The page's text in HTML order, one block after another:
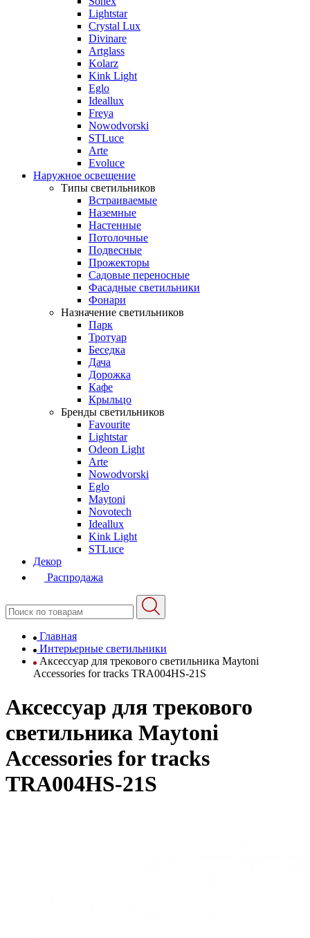
Lightstar
Crystal Lux
Divinare
Artglass
Kolarz
Kink Light
Eglo
Ideallux
Freya
Nowodvorski
STLuce
Arte
Evoluce
Наружное освещение
Типы светильников
Встраиваемые
Наземные
Настенные
Потолочные
Подвесные
Прожекторы
Садовые переносные
Фасадные светильники
Фонари
Назначение светильников
Парк
Тротуар
Беседка
Дача
Дорожка
Кафе
Крыльцо
Бренды светильников
Favourite
Lightstar
Odeon Light
Arte
Nowodvorski
Eglo
Maytoni
Novotech
Ideallux
Kink Light
STLuce
Декор
Распродажа
Главная
Интерьерные светильники
Аксессуар для трекового светильника Maytoni
Accessories for tracks TRA004HS-21S
Аксессуар для трекового
светильника Maytoni
Accessories for tracks
TRA004HS-21S